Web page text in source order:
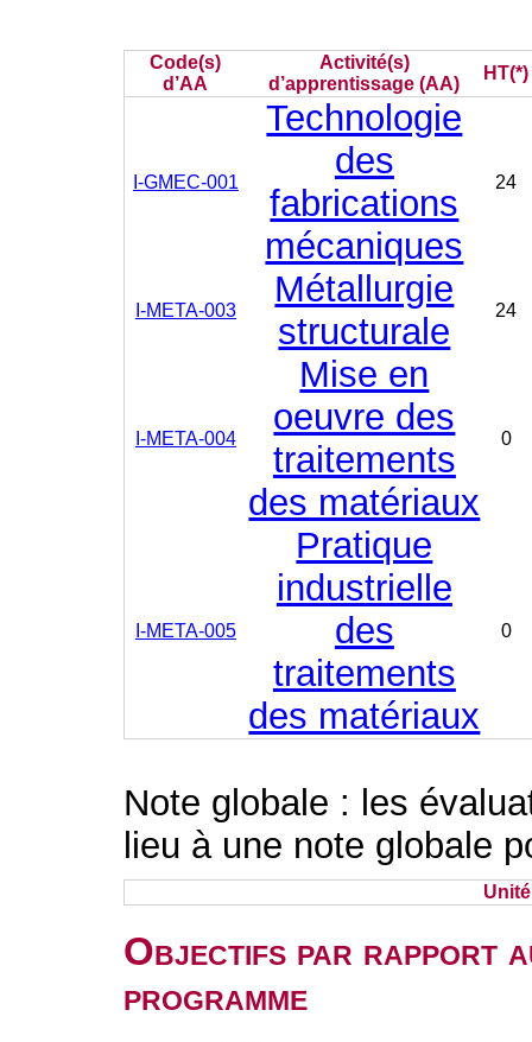
Code(s)
d’AA
Activité(s)
d’apprentissage (AA)
HT(*)
I-GMEC-001
Technologie
des
fabrications
mécaniques
24
I-META-003
Métallurgie
structurale
24
I-META-004
Mise en
oeuvre des
traitements
des matériaux
0
I-META-005
Pratique
industrielle
des
traitements
des matériaux
0
Note globale : les
lieu à une note globale
Objectifs par rapport
programme